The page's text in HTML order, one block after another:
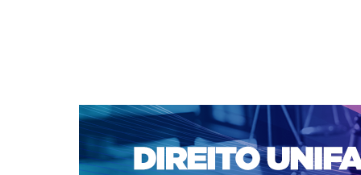
CAPA SOBRE ACESSO CADASTRO
NOTÍCIAS
EDIÇÕES DE Nº 1 A 100 WEBMAIL
Capa>Pesquisa> Perfil do autor